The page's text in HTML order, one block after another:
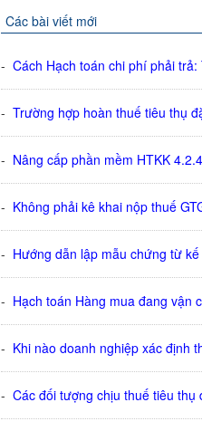
Các bài viết mới
- Cách Hạch toán chi phí phải
- Trường hợp hoàn thuế tiêu thụ
- Nâng cấp phần mềm HTKK
- Không phải kê khai nộp thuế
- Hướng dẫn lập mẫu chứng từ
- Hạch toán Hàng mua đang vận
- Khi nào doanh nghiệp xác định
- Các đối tượng chịu thuế tiêu